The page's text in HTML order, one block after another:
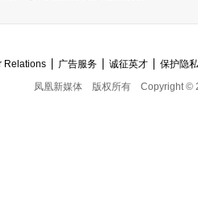
Relations 广告服务 诚征英才
保护隐
凤凰新媒体
版权所有 Copyright ©